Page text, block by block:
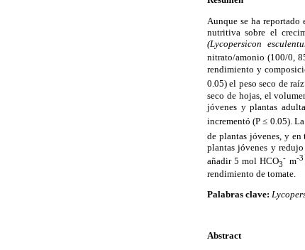
Aunque se ha
nutritiva sobre el
(Lycopersicon
nitrato/amonio (100/0,
rendimiento y
0.05) el peso seco de
seco de hojas, el
jóvenes y plantas
incrementó (P ≤ 0.05).
de plantas jóvenes, y
plantas jóvenes y
añadir 5 mol HCO3
- m-3
rendimiento de tomate.
Palabras clave:
Abstract